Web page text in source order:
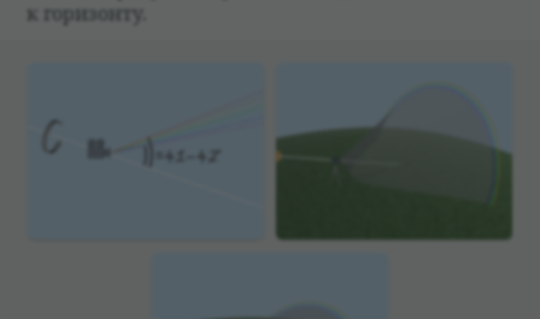
к гори­зонту.